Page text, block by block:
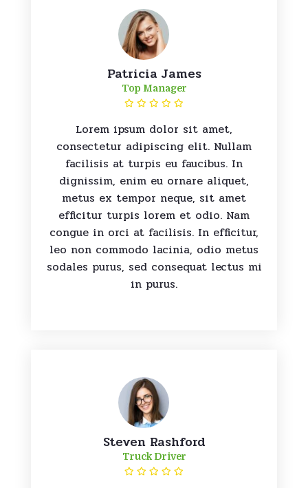
Patricia James
Top Manager
Lorem ipsum dolor sit amet,
consectetur adipiscing elit. Nullam
facilisis at turpis eu faucibus. In
dignissim, enim eu ornare aliquet,
metus ex tempor neque, sit amet
efficitur turpis lorem et odio. Nam
congue in orci at facilisis. In efficitur,
leo non commodo lacinia, odio metus
sodales purus, sed consequat lectus mi
in purus.
Steven Rashford
Truck Driver